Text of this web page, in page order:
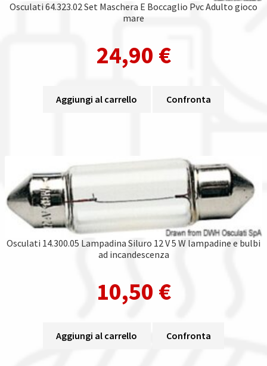
Osculati 64.323.02 Set Maschera E Boccaglio Pvc Adulto gioco
mare
24,90 €
Aggiungi al carrello Confronta
Osculati 14.300.05 Lampadina Siluro 12 V 5 W lampadine e bulbi
ad incandescenza
10,50 €
Aggiungi al carrello Confronta